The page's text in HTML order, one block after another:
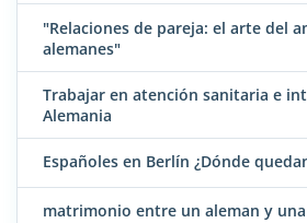
"Relaciones de pareja: el arte del
alemanes"
Trabajar en atención sanitaria e
Alemania
Españoles en Berlín ¿Dónde
matrimonio entre un aleman y